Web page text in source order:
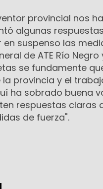
provincial nos
algunas
suspenso las
de ATE Río
se fundamente
provincia y el
ha sobrado buena
respuestas
de fuerza".